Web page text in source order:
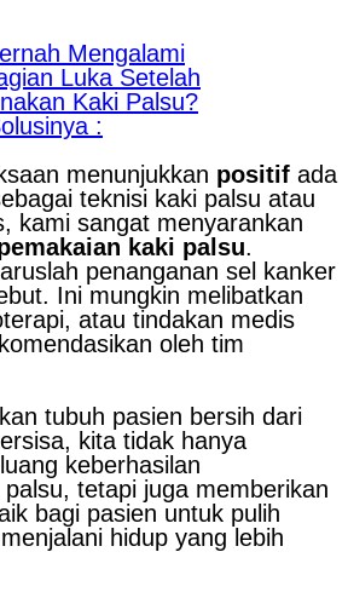
Mengalami
Luka Setelah
Kaki Palsu?
:
menunjukkan positif ada
teknisi kaki palsu atau
kami sangat menyarankan
kaki palsu.
penanganan sel kanker
Ini mungkin melibatkan
atau tindakan medis
oleh tim
tubuh pasien bersih dari
kita tidak hanya
keberhasilan
tetapi juga memberikan
bagi pasien untuk pulih
hidup yang lebih